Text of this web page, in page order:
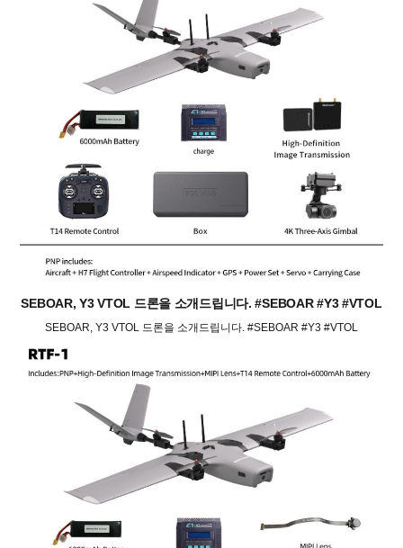
SEBOAR, Y3 VTOL 드론을 소개드립니다. #SEBOAR #Y3 #VTOL
SEBOAR, Y3 VTOL 드론을 소개드립니다. #SEBOAR #Y3 #VTOL